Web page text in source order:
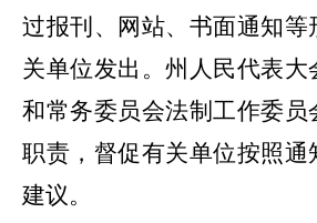
过报刊、网站、书面通知等
关单位发出。州人民代表大
和常务委员会法制工作委员
职责，督促有关单位按照通
建议。